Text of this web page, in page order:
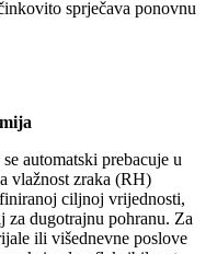
sprječava ponovnu
automatski prebacuje u
vlažnost zraka (RH)
ciljnoj vrijednosti,
za dugotrajnu pohranu. Za
ili višednevne poslove